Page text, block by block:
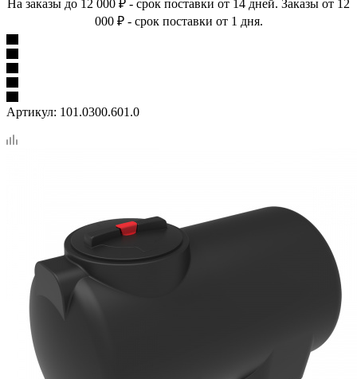
На заказы до 12 000 ₽ - срок поставки от 14 дней. Заказы от 12
000 ₽ - срок поставки от 1 дня.
Артикул: 101.0300.601.0